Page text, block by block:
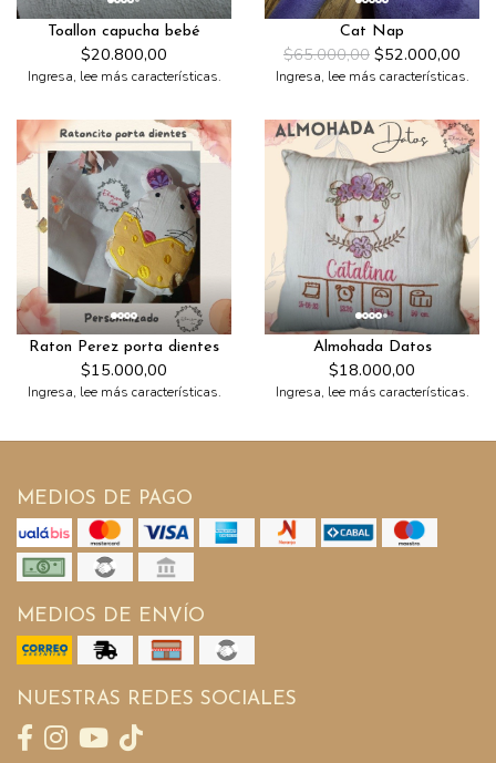
Toallon capucha bebé
$20.800,00
Ingresa, lee más características.
Cat Nap
$65.000,00 $52.000,00
Ingresa, lee más características.
Raton Perez porta dientes
$15.000,00
Ingresa, lee más características.
Almohada Datos
$18.000,00
Ingresa, lee más características.
MEDIOS DE PAGO
MEDIOS DE ENVÍO
NUESTRAS REDES SOCIALES